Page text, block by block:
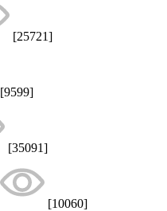
[25721]
[9599]
[35091]
[10060]